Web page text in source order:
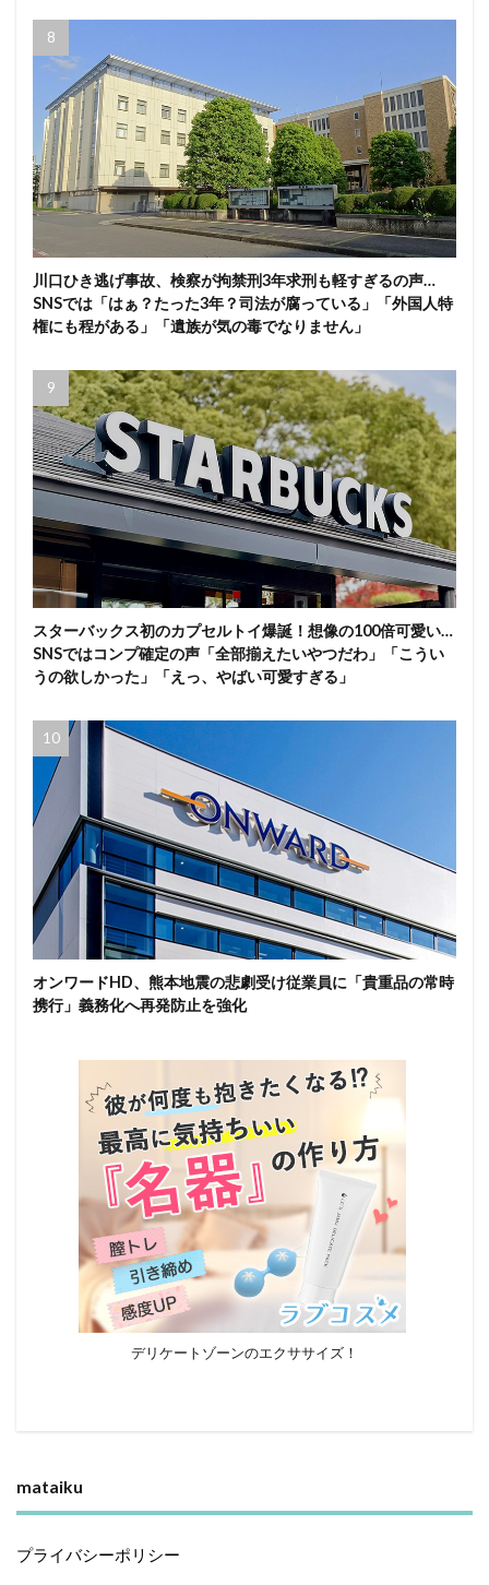
川口ひき逃げ事故、検察が拘禁刑3年求刑も軽すぎるの声…
SNSでは「はぁ？たった3年？司法が腐っている」「外国人特
権にも程がある」「遺族が気の毒でなりません」
スターバックス初のカプセルトイ爆誕！想像の100倍可愛い…
SNSではコンプ確定の声「全部揃えたいやつだわ」「こうい
うの欲しかった」「えっ、やばい可愛すぎる」
オンワードHD、熊本地震の悲劇受け従業員に「貴重品の常時
携行」義務化へ再発防止を強化
デリケートゾーンのエクササイズ！
mataiku
プライバシーポリシー